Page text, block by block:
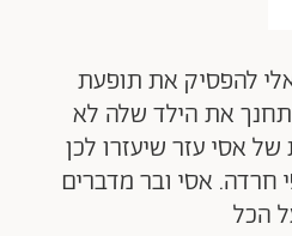
להפסיק את תופעת
את הילד שלה לא
אסי עזר שיעזרו לכן
אסי ובר מדברים
הכל